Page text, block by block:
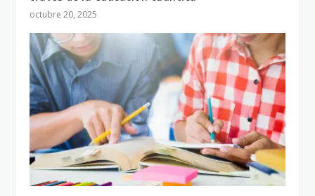
octubre 20, 2025